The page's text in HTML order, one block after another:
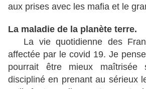
aux prises avec les mafia et le
La maladie de la planète terre.
La vie quotidienne des
affectée par le covid 19. Je
pourrait être mieux
discipliné en prenant au sérieux